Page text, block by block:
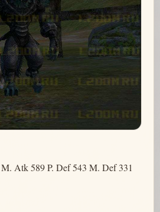
Atk 589 P. Def 543 M. Def 331